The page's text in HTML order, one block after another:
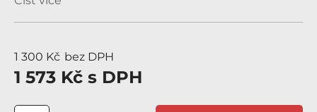
1 300 Kč bez DPH
1 573 Kč s DPH